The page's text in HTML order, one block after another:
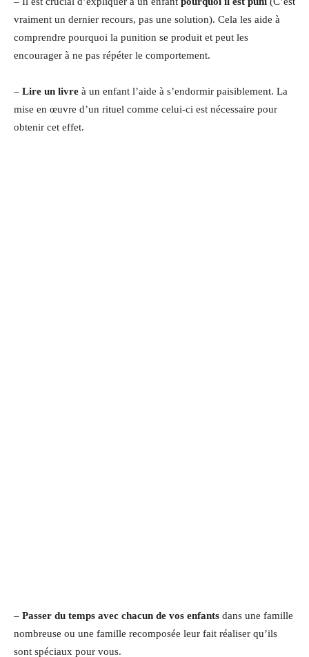
vraiment un dernier recours, pas une solution). Cela les aide à
comprendre pourquoi la punition se produit et peut les
encourager à ne pas répéter le comportement.
– Lire un livre à un enfant l’aide à s’endormir paisiblement. La
mise en œuvre d’un rituel comme celui-ci est nécessaire pour
obtenir cet effet.
– Passer du temps avec chacun de vos enfants dans une famille
nombreuse ou une famille recomposée leur fait réaliser qu’ils
sont spéciaux pour vous.